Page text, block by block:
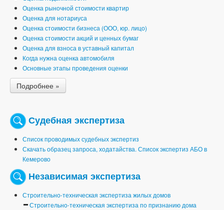
Оценка рыночной стоимости квартир
Оценка для нотариуса
Оценка стоимости бизнеса (ООО, юр. лицо)
Оценка стоимости акций и ценных бумаг
Оценка для взноса в уставный капитал
Когда нужна оценка автомобиля
Основные этапы проведения оценки
Подробнее »
Судебная экспертиза
Список проводимых судебных экспертиз
Скачать образец запроса, ходатайства. Список экспертиз АБО в
Кемерово
Независимая экспертиза
Строительно-техническая экспертиза жилых домов
Строительно-техническая экспертиза по признанию дома